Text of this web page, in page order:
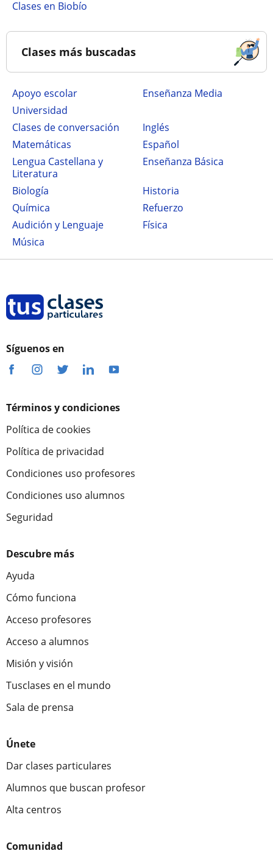
Clases en Biobío
Clases más buscadas
Apoyo escolar
Enseñanza Media
Universidad
Clases de conversación
Inglés
Matemáticas
Español
Lengua Castellana y
Literatura
Enseñanza Básica
Biología
Historia
Química
Refuerzo
Audición y Lenguaje
Física
Música
Síguenos en
Términos y condiciones
Política de cookies
Política de privacidad
Condiciones uso profesores
Condiciones uso alumnos
Seguridad
Descubre más
Ayuda
Cómo funciona
Acceso profesores
Acceso a alumnos
Misión y visión
Tusclases en el mundo
Sala de prensa
Únete
Dar clases particulares
Alumnos que buscan profesor
Alta centros
Comunidad